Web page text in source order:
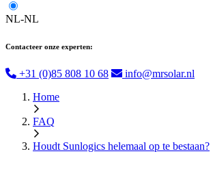
NL-NL
Contacteer onze experten:
+31 (0)85 808 10 68
info@mrsolar.nl
Home
FAQ
Houdt Sunlogics helemaal op te bestaan?